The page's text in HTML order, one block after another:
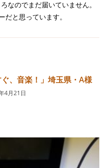
なのでまだ届いていません。
と思っています。
、音楽！」埼玉県・A様
4月21日